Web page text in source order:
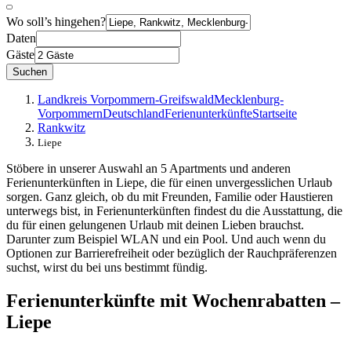
Wo soll’s hingehen?
Daten
Gäste
Suchen
Landkreis Vorpommern-GreifswaldMecklenburg-
VorpommernDeutschlandFerienunterkünfteStartseite
Rankwitz
Liepe
Stöbere in unserer Auswahl an 5 Apartments und anderen
Ferienunterkünften in Liepe, die für einen unvergesslichen Urlaub
sorgen. Ganz gleich, ob du mit Freunden, Familie oder Haustieren
unterwegs bist, in Ferienunterkünften findest du die Ausstattung, die
du für einen gelungenen Urlaub mit deinen Lieben brauchst.
Darunter zum Beispiel WLAN und ein Pool. Und auch wenn du
Optionen zur Barrierefreiheit oder bezüglich der Rauchpräferenzen
suchst, wirst du bei uns bestimmt fündig.
Ferienunterkünfte mit Wochenrabatten –
Liepe